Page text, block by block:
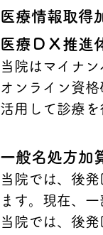
医療情報取得
医療ＤＸ推進
当院はマイナ
オンライン資
活用して診療を
一般名処方加
当院では、後
ます。現在、
当院では、後